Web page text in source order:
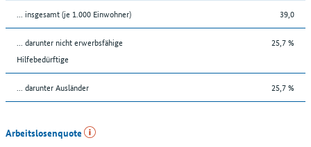
... insgesamt (je 1.000 Einwohner) 39,0
... darunter nicht erwerbsfähige
Hilfebedürftige
25,7 %
... darunter Ausländer 25,7 %
Arbeitslosenquote